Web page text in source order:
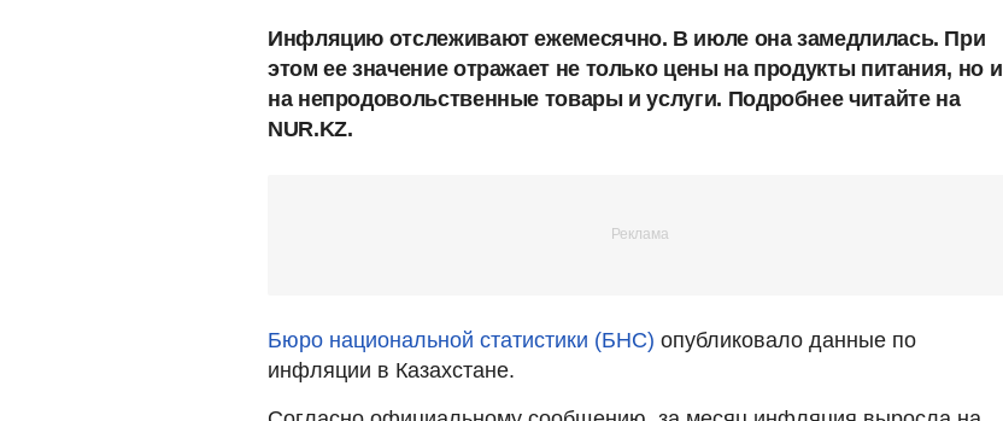
Инфляцию отслеживают ежемесячно. В июле она замедлилась. При
этом ее значение отражает не только цены на продукты питания, но и
на непродовольственные товары и услуги. Подробнее читайте на
NUR.KZ.
Бюро национальной статистики (БНС) опубликовало данные по
инфляции в Казахстане.